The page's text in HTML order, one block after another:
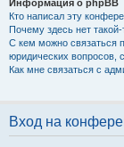
Информация о phpBB
Кто написал эту
Почему здесь нет
С кем можно связаться
юридических вопросов,
Как мне связаться с
Вход на